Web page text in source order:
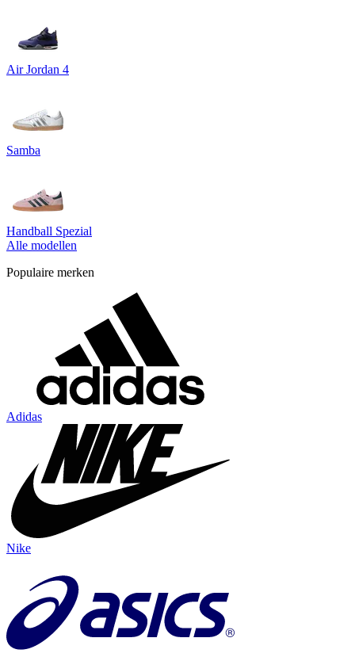
Air Jordan 4
Samba
Handball Spezial
Alle modellen
Populaire merken
Adidas
Nike